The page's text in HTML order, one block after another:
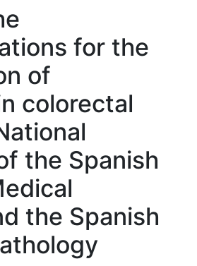
for the
of
colorectal
the Spanish
the Spanish